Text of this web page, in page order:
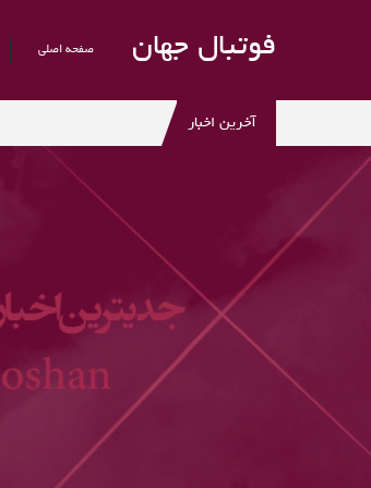
فوتبال جهان صفحه اصلی
آخرین اخبار